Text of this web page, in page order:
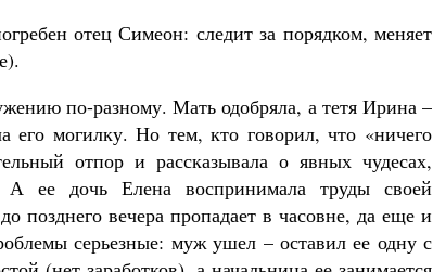
отец Симеон: следит за порядком, меняет
по-разному. Мать одобряла, а тетя Ирина –
его могилку. Но тем, кто говорил, что «ничего
отпор и рассказывала о явных чудесах,
ее дочь Елена воспринимала труды своей
позднего вечера пропадает в часовне, да еще и
серьезные: муж ушел – оставил ее одну с